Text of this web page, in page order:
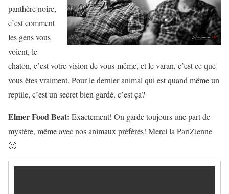
panthère noire,
c’est comment
les gens vous
voient, le
chaton, c’est votre vision de vous-même, et le varan, c’est ce que
vous êtes vraiment. Pour le dernier animal qui est quand même un
reptile, c’est un secret bien gardé, c’est ça?
Elmer Food Beat: Exactement! On garde toujours une part de
mystère, même avec nos animaux préférés! Merci la PariZienne
🙂